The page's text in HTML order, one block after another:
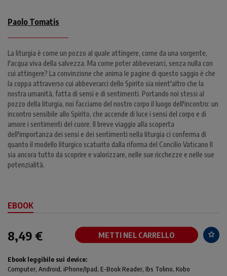
Paolo Tomatis
La liturgia è come un pozzo al quale attingere, come da una sorgente,
l'acqua viva della salvezza. Ma come poter abbeverarci, senza nulla con
cui attingere? La convinzione che anima le pagine di questo saggio è che
la coppa attraverso cui abbeverarci dello Spirito sia nient'altro che la
nostra umanità, fatta di sensi e di sentimenti. Portando noi stessi al
pozzo della liturgia, noi facciamo del nostro corpo il luogo dell'incontro: un
incontro sensibile allo Spirito, che accende di luce i sensi del corpo e di
amore i sentimenti del cuore. Il breve viaggio alla scoperta
dell'importanza dei sensi e dei sentimenti nella liturgia ci conferma di
quanto il modello liturgico scaturito dalla riforma del Concilio Vaticano II
sia ancora tutto da scoprire e valorizzare, nelle sue ricchezze e nelle sue
potenzialità.
EBOOK
8,49 € METTI NEL CARRELLO
Ebook leggibile sui device:
Computer, Android, iPhone/Ipad, E-Book Reader, Ibs Tolino, Kobo